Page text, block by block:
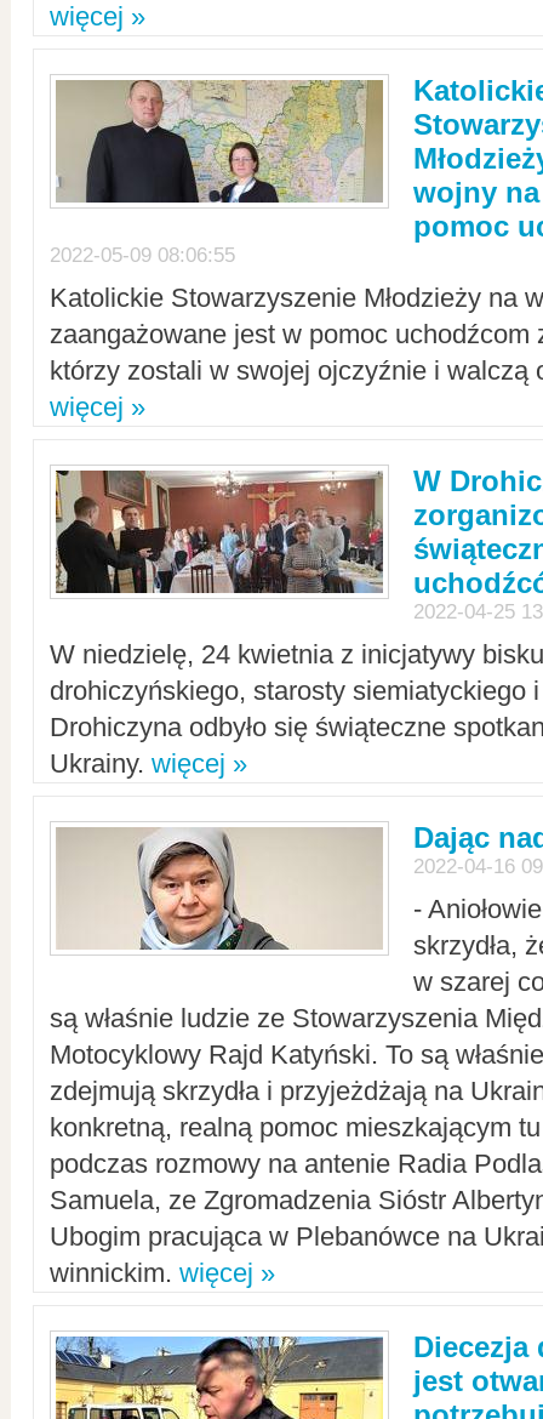
więcej »
wojny
pomoc
2022-05-09 08:06:55
Katolickie Stowarzyszenie Młodzieży na
zaangażowane jest w pomoc uchodźcom
którzy zostali w swojej ojczyźnie i walczą
więcej »
W
2022-04-25
W niedzielę, 24 kwietnia z inicjatywy
drohiczyńskiego, starosty siemiatyckiego
Drohiczyna odbyło się świąteczne
Ukrainy. więcej »
Dając
2022-04-16
-
skrzydła,
w szarej
są właśnie ludzie ze Stowarzyszenia
Motocyklowy Rajd Katyński. To są
zdejmują skrzydła i przyjeżdżają na
konkretną, realną pomoc mieszkającym
podczas rozmowy na antenie Radia
Samuela, ze Zgromadzenia Sióstr
Ubogim pracująca w Plebanówce na
winnickim. więcej »
Diecezja
jest